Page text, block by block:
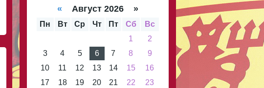
« Август 2026 »
Пн Вт Ср Чт Пт Сб
Вс
1
2
3
4 5 6 7 8
9
10
11 12 13 14 15
16
17
18 19 20 21 22
23